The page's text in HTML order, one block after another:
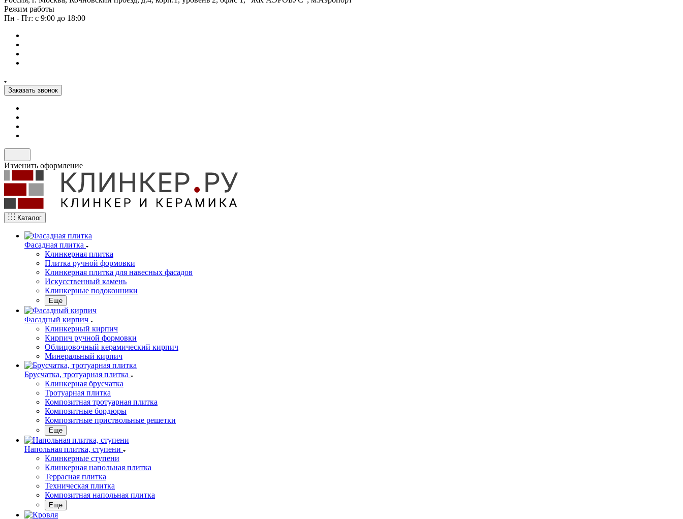
Режим работы
Пн - Пт: с 9:00 до 18:00
Заказать звонок
Изменить оформление
Каталог
Фасадная плитка
Клинкерная плитка
Плитка ручной формовки
Клинкерная плитка для навесных фасадов
Искусственный камень
Клинкерные подоконники
Еще
Фасадный кирпич
Клинкерный кирпич
Кирпич ручной формовки
Облицовочный керамический кирпич
Минеральный кирпич
Брусчатка, тротуарная плитка
Клинкерная брусчатка
Тротуарная плитка
Композитная тротуарная плитка
Композитные бордюры
Композитные приствольные решетки
Еще
Напольная плитка, ступени
Клинкерные ступени
Клинкерная напольная плитка
Террасная плитка
Техническая плитка
Композитная напольная плитка
Еще